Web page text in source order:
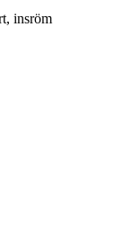
insröm